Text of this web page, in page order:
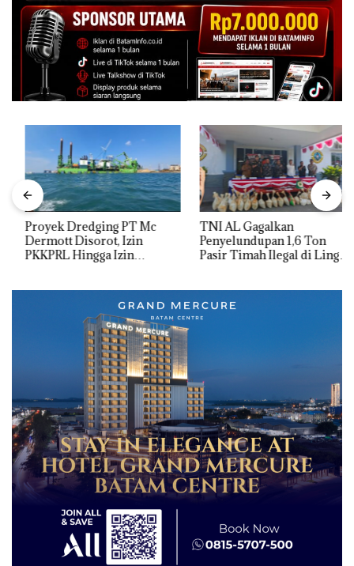
Proyek Dredging PT Mc
Dermott Disorot, Izin
PKKPRL Hingga Izin
TNI AL Gagalkan
Penyelundupan 1,6 Ton
Pasir Timah Ilegal di Lingga,
Diselundupkan ke Malaysia